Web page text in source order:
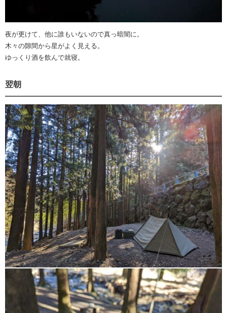
夜が更けて、他に誰もいないので真っ暗闇に。
木々の隙間から星がよく見える。
ゆっくり酒を飲んで就寝。
翌朝